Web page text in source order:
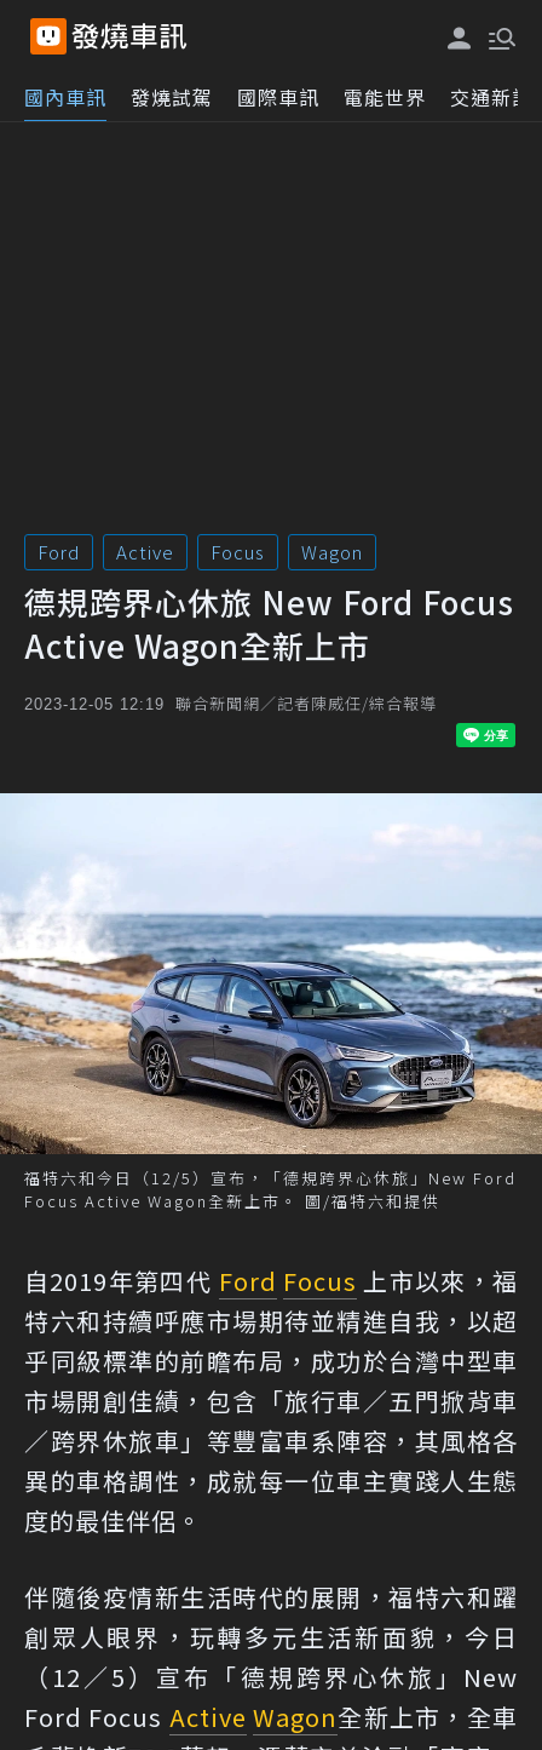
國內車訊 發燒試駕 國際車訊 電能世界 交通新訊
Ford Active Focus Wagon
德規跨界心休旅 New Ford Focus
Active Wagon全新上市
2023-12-05 12:19 聯合新聞網／記者陳威任/綜合報導
福特六和今日（12/5）宣布，「德規跨界心休旅」New Ford
Focus Active Wagon全新上市。 圖/福特六和提供
自2019年第四代 Ford Focus 上市以來，福
特六和持續呼應市場期待並精進自我，以超
乎同級標準的前瞻布局，成功於台灣中型車
市場開創佳績，包含「旅行車／五門掀背車
／跨界休旅車」等豐富車系陣容，其風格各
異的車格調性，成就每一位車主實踐人生態
度的最佳伴侶。
伴隨後疫情新生活時代的展開，福特六和躍
創眾人眼界，玩轉多元生活新面貌，今日
（12／5）宣布「德規跨界心休旅」New
Ford Focus Active Wagon全新上市，全車